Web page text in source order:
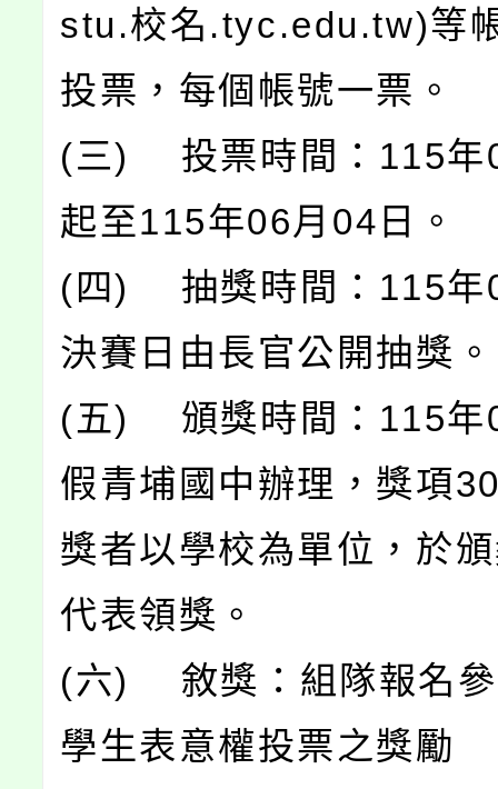
stu.校名.tyc.edu.tw)等
投票，每個帳號一票。
(三) 投票時間：115年
起至115年06月04日。
(四) 抽獎時間：115年
決賽日由長官公開抽獎。
(五) 頒獎時間：115年
假青埔國中辦理，獎項
獎者以學校為單位，於
代表領獎。
(六) 敘獎：組隊報名參
學生表意權投票之獎勵